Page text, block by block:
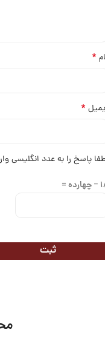
*
*
پاسخ را به عدد انگلیسی
=